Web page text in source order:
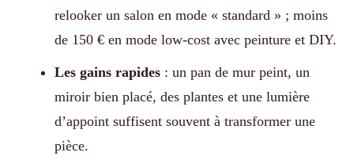
relooker un salon en mode « standard » ; moins
de 150 € en mode low-cost avec peinture et DIY.
Les gains rapides : un pan de mur peint, un
miroir bien placé, des plantes et une lumière
d’appoint suffisent souvent à transformer une
pièce.